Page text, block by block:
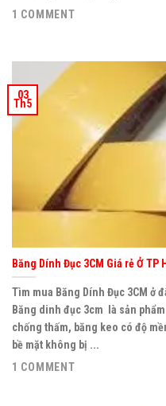
1 COMMENT
Băng Dính Đục 3CM Giá rẻ Ở TP
Tìm mua Băng Dính Đục 3CM ở
Băng dinh đục 3cm là sản
chống thấm, băng keo có độ
bề mặt không bị ...
1 COMMENT
03
Th5